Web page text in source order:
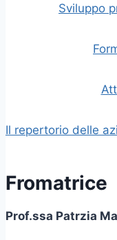
Sviluppo
Il repertorio delle
Fromatrice
Prof.ssa Patrzia